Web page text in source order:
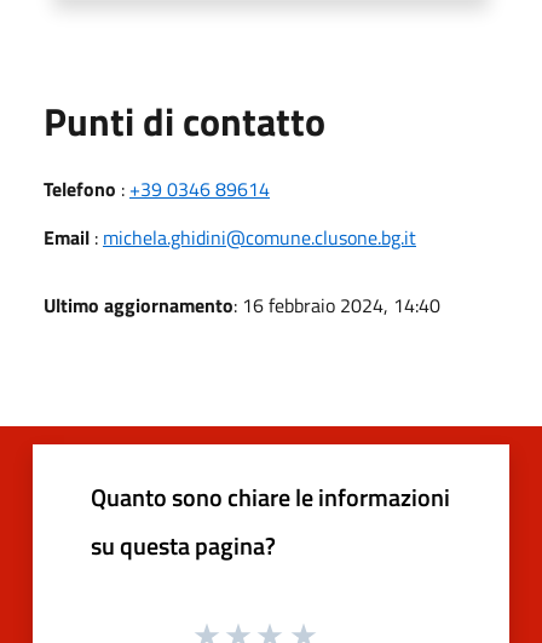
Punti di contatto
Telefono : +39 0346 89614
Email : michela.ghidini@comune.clusone.bg.it
Ultimo aggiornamento: 16 febbraio 2024, 14:40
Quanto sono chiare le informazioni
su questa pagina?